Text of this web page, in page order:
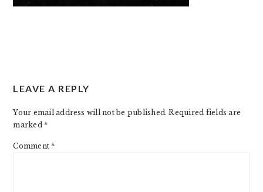
INTERACTIONS
LEAVE A REPLY
Your email address will not be published. Required fields are
marked*
Comment*